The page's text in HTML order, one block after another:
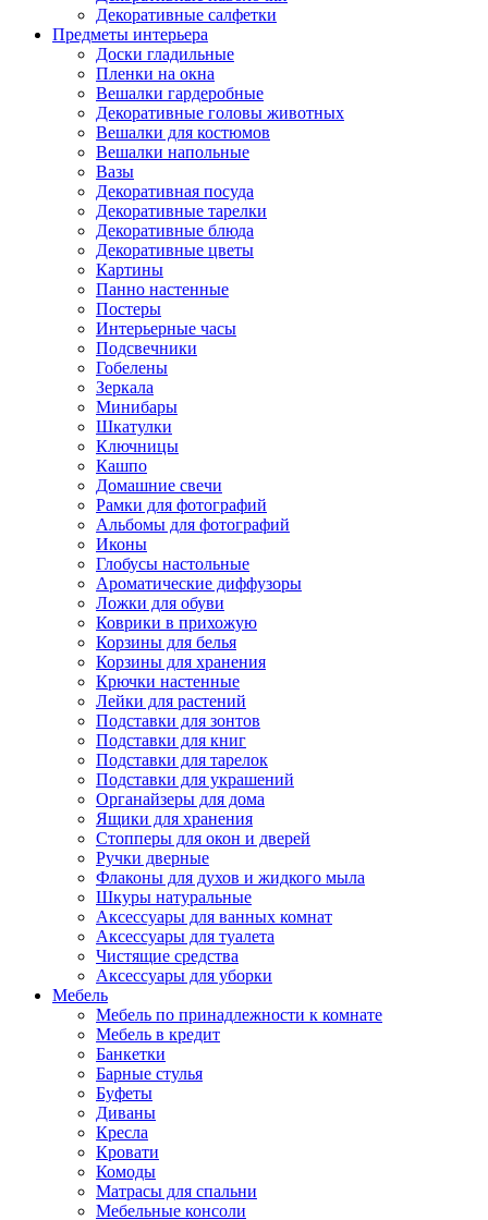
Декоративные салфетки
Предметы интерьера
Доски гладильные
Пленки на окна
Вешалки гардеробные
Декоративные головы животных
Вешалки для костюмов
Вешалки напольные
Вазы
Декоративная посуда
Декоративные тарелки
Декоративные блюда
Декоративные цветы
Картины
Панно настенные
Постеры
Интерьерные часы
Подсвечники
Гобелены
Зеркала
Минибары
Шкатулки
Ключницы
Кашпо
Домашние свечи
Рамки для фотографий
Альбомы для фотографий
Иконы
Глобусы настольные
Ароматические диффузоры
Ложки для обуви
Коврики в прихожую
Корзины для белья
Корзины для хранения
Крючки настенные
Лейки для растений
Подставки для зонтов
Подставки для книг
Подставки для тарелок
Подставки для украшений
Органайзеры для дома
Ящики для хранения
Стопперы для окон и дверей
Ручки дверные
Флаконы для духов и жидкого мыла
Шкуры натуральные
Аксессуары для ванных комнат
Аксессуары для туалета
Чистящие средства
Аксессуары для уборки
Мебель
Мебель по принадлежности к комнате
Мебель в кредит
Банкетки
Барные стулья
Буфеты
Диваны
Кресла
Кровати
Комоды
Матрасы для спальни
Мебельные консоли